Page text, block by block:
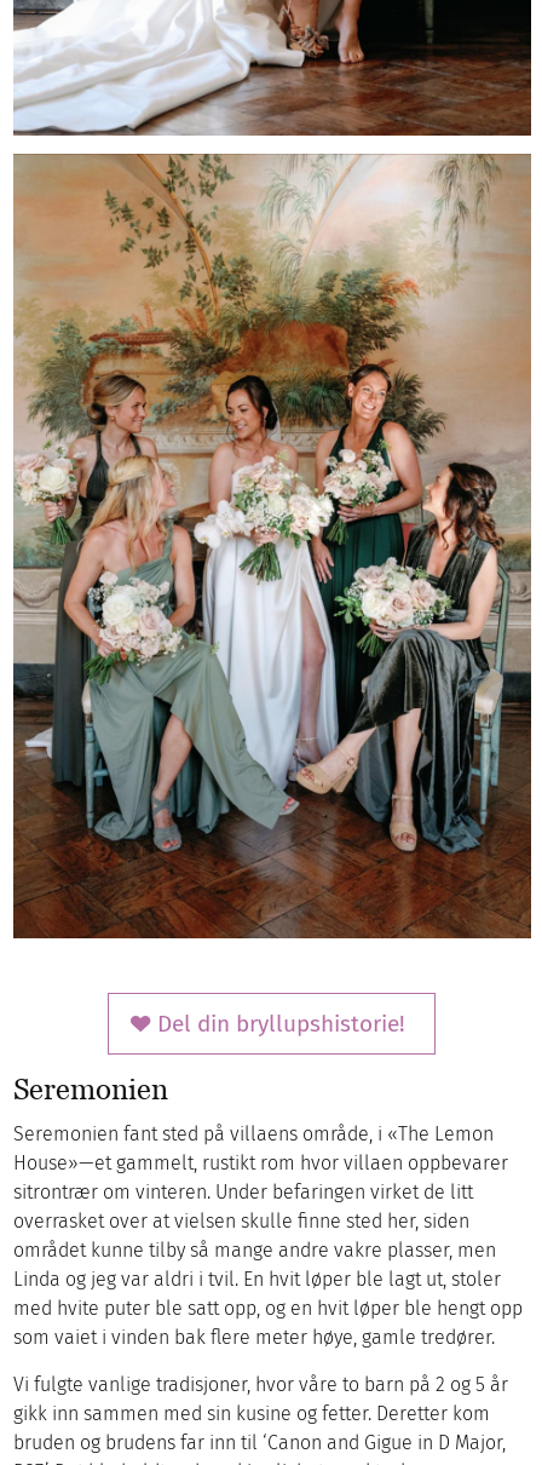
Del din bryllupshistorie!
Seremonien
Seremonien fant sted på villaens område, i «The Lemon
House»—et gammelt, rustikt rom hvor villaen oppbevarer
sitrontrær om vinteren. Under befaringen virket de litt
overrasket over at vielsen skulle finne sted her, siden
området kunne tilby så mange andre vakre plasser, men
Linda og jeg var aldri i tvil. En hvit løper ble lagt ut, stoler
med hvite puter ble satt opp, og en hvit løper ble hengt opp
som vaiet i vinden bak flere meter høye, gamle tredører.
Vi fulgte vanlige tradisjoner, hvor våre to barn på 2 og 5 år
gikk inn sammen med sin kusine og fetter. Deretter kom
bruden og brudens far inn til ‘Canon and Gigue in D Major,